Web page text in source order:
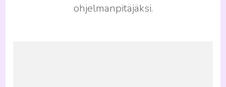
ohjelmanpitäjäksi.